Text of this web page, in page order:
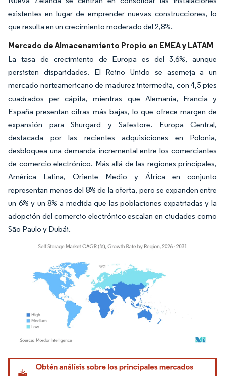
existentes en lugar de emprender nuevas construcciones, lo
que resulta en un crecimiento moderado del 2,8%.
Mercado de Almacenamiento Propio en EMEA y LATAM
La tasa de crecimiento de Europa es del 3,6%, aunque
persisten disparidades. El Reino Unido se asemeja a un
mercado norteamericano de madurez intermedia, con 4,5 pies
cuadrados per cápita, mientras que Alemania, Francia y
España presentan cifras más bajas, lo que ofrece margen de
expansión para Shurgard y Safestore. Europa Central,
destacada por las recientes adquisiciones en Polonia,
desbloquea una demanda incremental entre los comerciantes
de comercio electrónico. Más allá de las regiones principales,
América Latina, Oriente Medio y África en conjunto
representan menos del 8% de la oferta, pero se expanden entre
un 6% y un 8% a medida que las poblaciones expatriadas y la
adopción del comercio electrónico escalan en ciudades como
São Paulo y Dubái.
Imagen © Mordor Intelligence. El uso requiere atribución según CC BY 4.0.